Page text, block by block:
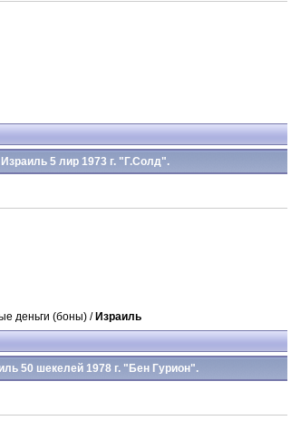
5 лир 1973 г. "Г.Солд".
деньги (боны) / Израиль
50 шекелей 1978 г. "Бен Гурион".